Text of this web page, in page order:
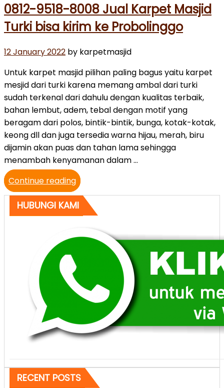
9518-
8008
Jual
Karpet
Masjid
bisa
kirim
ke
Probolinggo”
0812-9518-8008 Jual Karpet Masjid
Turki bisa kirim ke Probolinggo
Posted
12 January 2022 by karpetmasjid
Untuk karpet masjid pilihan paling bagus yaitu karpet
mesjid dari turki karena memang ambal dari turki
sudah terkenal dari dahulu dengan kualitas terbaik,
bahan lembut, adem, tebal dengan motif yang
beragam dari polos, bintik-bintik, bunga, kotak-kotak,
keong dll dan juga tersedia warna hijau, merah, biru
dijamin akan puas dan tahan lama sehingga
menambah kenyamanan dalam …
Continue reading“0812-
9518-
8008
Jual
Karpet
Masjid
bisa
kirim
ke
Probolinggo”
HUBUNGI KAMI
RECENT POSTS